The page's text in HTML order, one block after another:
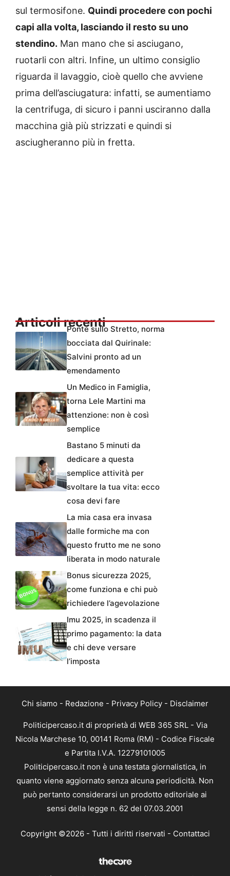
sul termosifone. Quindi procedere con pochi
capi alla volta, lasciando il resto su uno
stendino. Man mano che si asciugano,
ruotarli con altri. Infine, un ultimo consiglio
riguarda il lavaggio, cioè quello che avviene
prima dell’asciugatura: infatti, se aumentiamo
la centrifuga, di sicuro i panni usciranno dalla
macchina già più strizzati e quindi si
asciugheranno più in fretta.
Articoli recentiPonte sullo Stretto, norma
bocciata dal Quirinale:
Salvini pronto ad un
emendamento
Un Medico in Famiglia,
torna Lele Martini ma
attenzione: non è così
semplice
Bastano 5 minuti da
dedicare a questa
semplice attività per
svoltare la tua vita: ecco
cosa devi fare
La mia casa era invasa
dalle formiche ma con
questo frutto me ne sono
liberata in modo naturale
Bonus sicurezza 2025,
come funziona e chi può
richiedere l’agevolazione
Imu 2025, in scadenza il
primo pagamento: la data
e chi deve versare
l’imposta
Chi siamo - Redazione - Privacy Policy - Disclaimer
Politicipercaso.it di proprietà di WEB 365 SRL - Via
Nicola Marchese 10, 00141 Roma (RM) - Codice Fiscale
e Partita I.V.A. 12279101005
Politicipercaso.it non è una testata giornalistica, in
quanto viene aggiornato senza alcuna periodicità. Non
può pertanto considerarsi un prodotto editoriale ai
sensi della legge n. 62 del 07.03.2001
Copyright ©2026 - Tutti i diritti riservati - Contattaci